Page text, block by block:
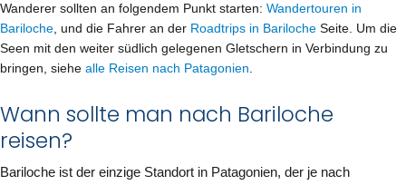
Wanderer sollten an folgendem Punkt starten: Wandertouren in
Bariloche , und die Fahrer an der Roadtrips in Bariloche Seite. Um die
Seen mit den weiter südlich gelegenen Gletschern in Verbindung zu
bringen, siehe alle Reisen nach Patagonien
Wann sollte man nach Bariloche
reisen?
Bariloche ist der einzige Standort in Patagonien, der je nach